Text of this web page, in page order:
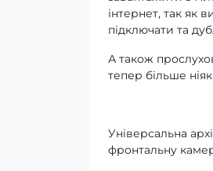
інтернет, так як
підключати та
А також
тепер більше
Універсальна
фронтальну